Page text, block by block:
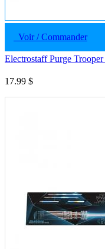
Voir / Commander
Electrostaff Purge Trooper
17.99 $